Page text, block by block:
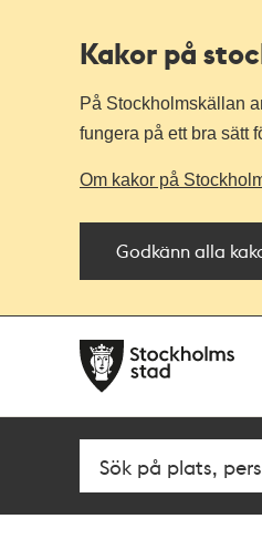
Kakor på
På Stockholmskällan
fungera på ett bra sätt
Om kakor på
Godkänn alla
navigationen
huvudinnehållet
Fritextsök